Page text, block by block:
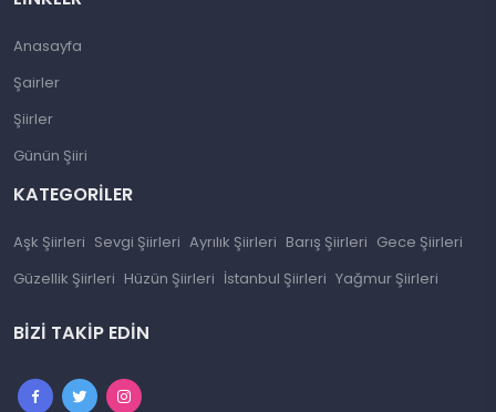
Anasayfa
Şairler
Şiirler
Günün Şiiri
KATEGORILER
Aşk Şiirleri Sevgi Şiirleri Ayrılık Şiirleri Barış Şiirleri Gece Şiirleri
Güzellik Şiirleri Hüzün Şiirleri İstanbul Şiirleri Yağmur Şiirleri
BIZI TAKIP EDIN